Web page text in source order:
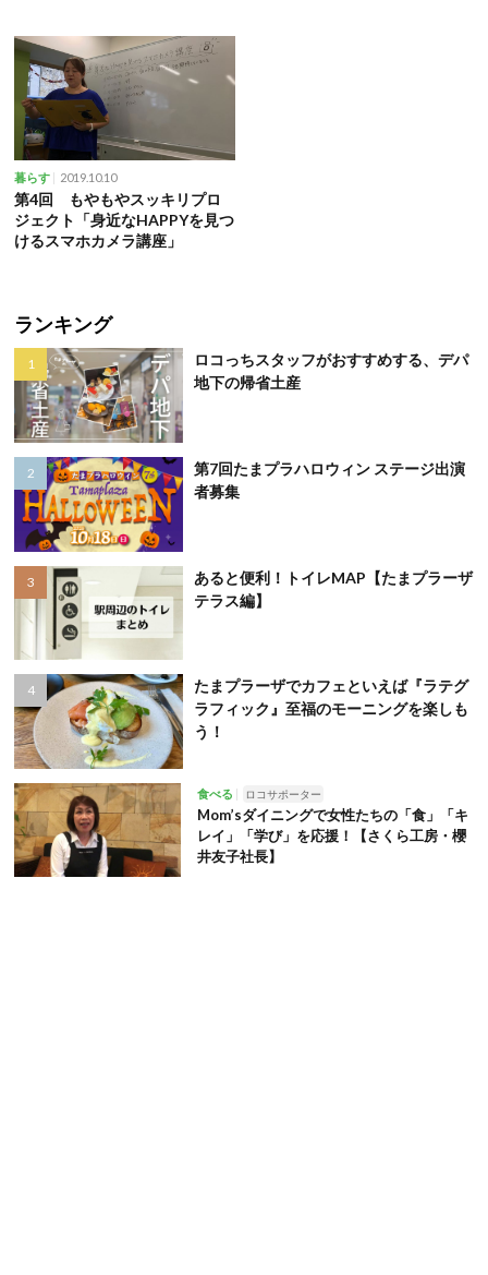
暮らす 2019.10.10
第4回 もやもやスッキリプロ
ジェクト「身近なHAPPYを見つ
けるスマホカメラ講座」
ランキング
ロコっちスタッフがおすすめする、デパ
地下の帰省土産
第7回たまプラハロウィン ステージ出演
者募集
あると便利！トイレMAP【たまプラーザ
テラス編】
たまプラーザでカフェといえば『ラテグ
ラフィック』至福のモーニングを楽しも
う！
食べる ロコサポーター
Mom’sダイニングで女性たちの「食」「キ
レイ」「学び」を応援！【さくら工房・櫻
井友子社長】